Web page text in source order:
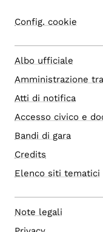
Config. cookie
Albo ufficiale
Amministrazione
Atti di notifica
Accesso civico e
Bandi di gara
Credits
Elenco siti tematici
Note legali